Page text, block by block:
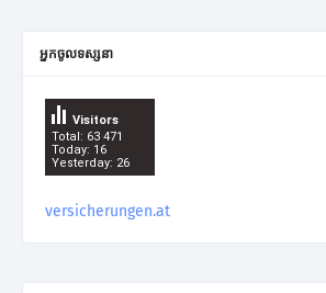
អ្នកចូលទស្សនា
Total: 63 471
Today: 16
Yesterday: 26
Visitors
versicherungen.at